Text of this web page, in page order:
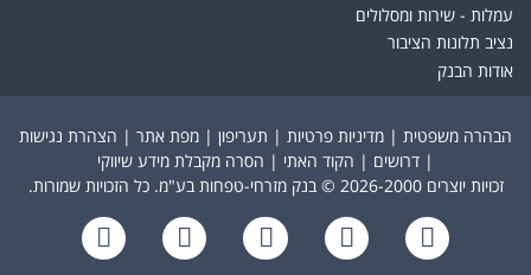
עמלות - שירות ומסלולים
נציב תלונות הציבור
אודות הבנק
הבהרה משפטית | מדיניות פרטיות | תעריפון | מפת אתר | הצהרת נגישות
| דרושים | הקוד האתי | הסרה מקבלת מידע שיווקי
זכויות יוצרים 2026-2000 © בנק מזרחי-טפחות בע"מ. כל הזכויות שמורות.